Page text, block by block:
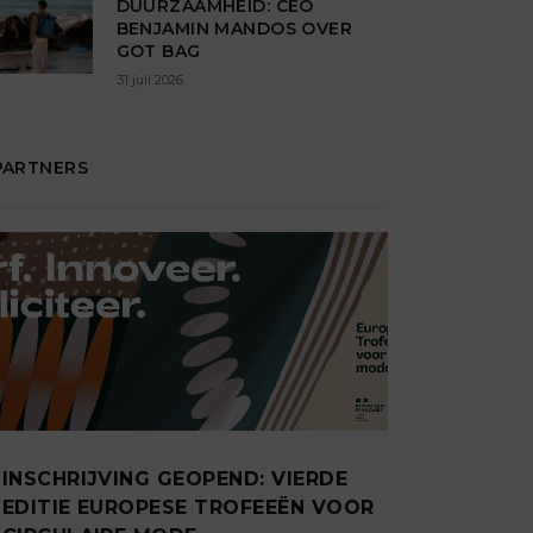
DUURZAAMHEID: CEO
BENJAMIN MANDOS OVER
GOT BAG
31 juli 2026
PARTNERS
INSCHRIJVING GEOPEND: VIERDE
EDITIE EUROPESE TROFEEËN VOOR